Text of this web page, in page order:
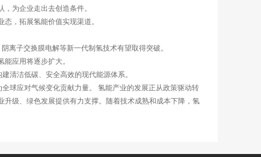
为企业走出去创造条件。
，拓展氢能价值实现渠道。
离子交换膜电解等新一代制氢技术有望取得突破。
应用将逐步扩大。
清洁低碳、安全高效的现代能源体系。
球应对气候变化贡献力量。 氢能产业的发展正从政策驱动转
级、绿色发展提供有力支撑。随着技术成熟和成本下降，氢